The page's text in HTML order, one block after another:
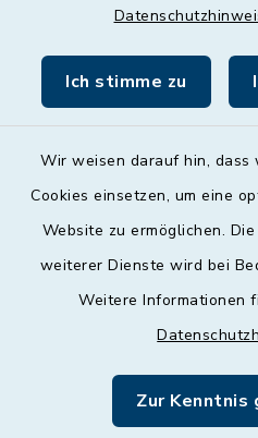
Ich stimme zu
Wir weisen darauf hin,
Cookies einsetzen, um eine
Website zu ermöglichen.
weiterer Dienste wird bei
Weitere Informationen
Zur Kenntnis
09:00 - 12:00 Uhr